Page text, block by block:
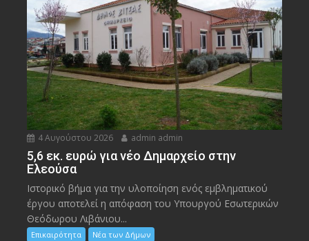
4 Αυγούστου 2026 admin admin
5,6 εκ. ευρώ για νέο Δημαρχείο στην
Ελεούσα
Ιστορικό βήμα για την υλοποίηση ενός εμβληματικού
έργου αποτελεί η απόφαση του Υπουργού Εσωτερικών
Θεόδωρου Λιβάνιου...
Επικαιρότητα Νέα των Δήμων